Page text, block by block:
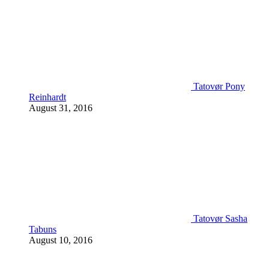
Tatovør Pony
Reinhardt
August 31, 2016
Tatovør Sasha
Tabuns
August 10, 2016